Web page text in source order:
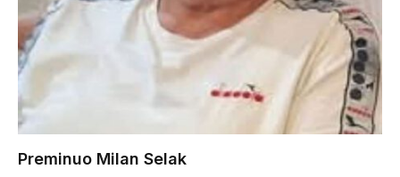
Preminuo Milan Selak